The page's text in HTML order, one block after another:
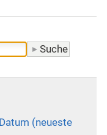
Datum (neueste